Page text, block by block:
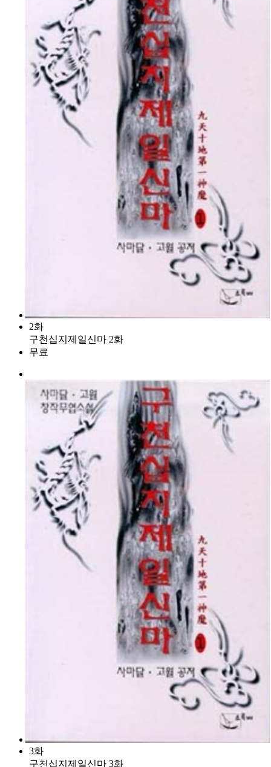
2화
구천십지제일신마 2화
무료
3화
구천십지제일신마 3화